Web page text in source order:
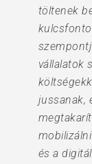
töltenek
vállalatok
jussanak,
és a